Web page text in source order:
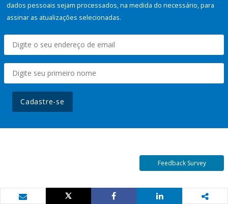
dados pessoais sejam processados, na medida do necessário, para
assinar as atualizações selecionadas.
Cadastre-se
Feedback Survey